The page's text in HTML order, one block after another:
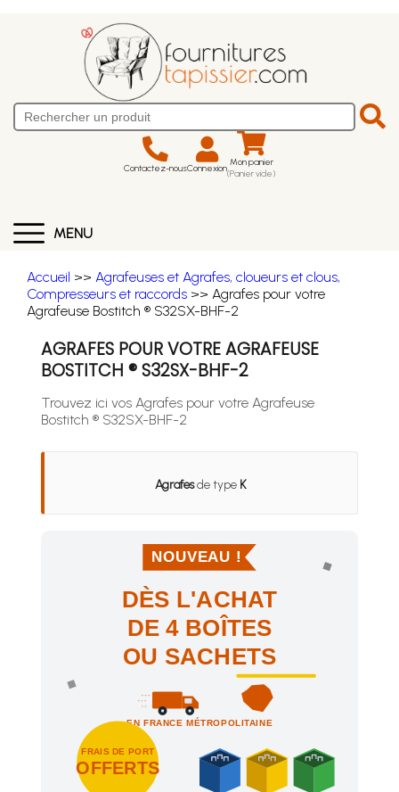
Contactez-nousConnexion Mon panier
(Panier vide)
MENU
Accueil >> Agrafeuses et Agrafes, cloueurs et clous,
Compresseurs et raccords >> Agrafes pour votre
Agrafeuse Bostitch ® S32SX-BHF-2
AGRAFES POUR VOTRE AGRAFEUSE
BOSTITCH ® S32SX-BHF-2
Trouvez ici vos Agrafes pour votre Agrafeuse
Bostitch ® S32SX-BHF-2
Agrafesde type K
NOUVEAU !
DÈS L'ACHAT
DE 4 BOÎTES
OU SACHETS
EN FRANCE MÉTROPOLITAINE
FRAIS DE PORT
OFFERTS